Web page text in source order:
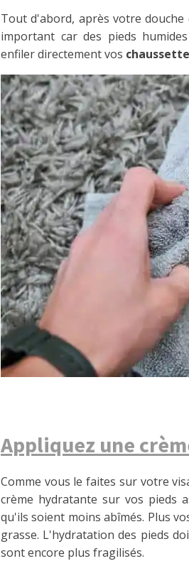
Tout d'abord, après votre
important car des pieds
enfiler directement vos
Appliquez une
Comme vous le faites sur votre
crème hydratante sur vos pieds
qu'ils soient moins abîmés. Plus
grasse. L'hydratation des pieds
sont encore plus fragilisés.